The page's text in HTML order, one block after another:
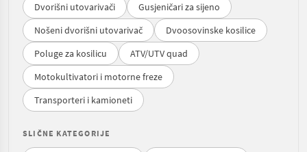
Dvorišni utovarivači
Gusjeničari za sijeno
Nošeni dvorišni utovarivač
Dvoosovinske kosilice
Poluge za kosilicu
ATV/UTV quad
Motokultivatori i motorne freze
Transporteri i kamioneti
SLIČNE KATEGORIJE